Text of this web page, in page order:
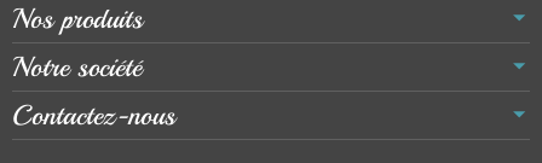
Nos produits
Notre société
Contactez-nous